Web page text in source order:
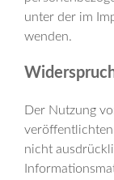
unter der im
wenden.
Der Nutzung
nicht